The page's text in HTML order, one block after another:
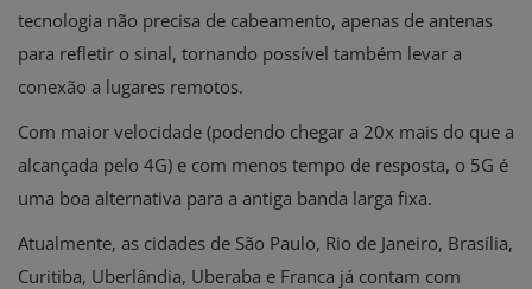
tecnologia não precisa de cabeamento, apenas de antenas
para refletir o sinal, tornando possível também levar a
conexão a lugares remotos.
Com maior velocidade (podendo chegar a 20x mais do que a
alcançada pelo 4G) e com menos tempo de resposta, o 5G é
uma boa alternativa para a antiga banda larga fixa.
Atualmente, as cidades de São Paulo, Rio de Janeiro, Brasília,
Curitiba, Uberlândia, Uberaba e Franca já contam com